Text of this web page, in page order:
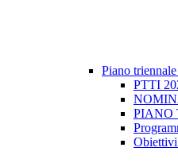
Piano
PTTI
PIANO
Obiettivi